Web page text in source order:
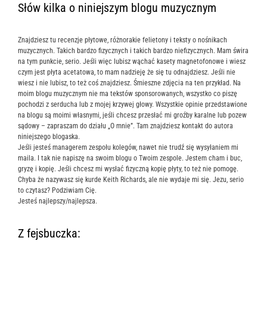
Słów kilka o niniejszym blogu muzycznym
Znajdziesz tu recenzje płytowe, różnorakie felietony i teksty o nośnikach
muzycznych. Takich bardzo fizycznych i takich bardzo niefizycznych. Mam świra
na tym punkcie, serio. Jeśli więc lubisz wąchać kasety magnetofonowe i wiesz
czym jest płyta acetatowa, to mam nadzieję że się tu odnajdziesz. Jeśli nie
wiesz i nie lubisz, to też coś znajdziesz. Śmieszne zdjęcia na ten przykład. Na
moim blogu muzycznym nie ma tekstów sponsorowanych, wszystko co piszę
pochodzi z serducha lub z mojej krzywej głowy. Wszystkie opinie przedstawione
na blogu są moimi własnymi, jeśli chcesz przesłać mi groźby karalne lub pozew
sądowy – zapraszam do działu „O mnie”. Tam znajdziesz kontakt do autora
niniejszego blogaska.
Jeśli jesteś managerem zespołu kolegów, nawet nie trudź się wysyłaniem mi
maila. I tak nie napiszę na swoim blogu o Twoim zespole. Jestem cham i buc,
gryzę i kopię. Jeśli chcesz mi wysłać fizyczną kopię płyty, to też nie pomogę.
Chyba że nazywasz się kurde Keith Richards, ale nie wydaje mi się. Jezu, serio
to czytasz? Podziwiam Cię.
Jesteś najlepszy/najlepsza.
Z fejsbuczka: